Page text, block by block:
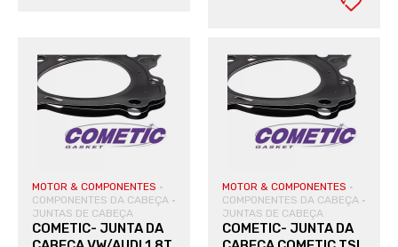
MOTOR & COMPONENTES ·
COMPONENTES DA CABEÇA ·
JUNTAS DE CABEÇA
COMETIC- JUNTA DA
MOTOR & COMPONENTES ·
COMPONENTES DA CABEÇA ·
JUNTAS DE CABEÇA
COMETIC- JUNTA DA